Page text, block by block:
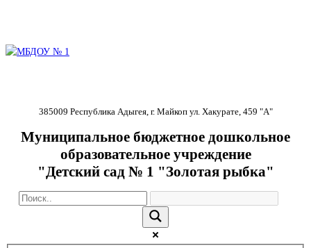
385009 Республика Адыгея, г. Майкоп ул. Хакурате, 459 "А"
Муниципальное бюджетное дошкольное
образовательное учреждение
"Детский сад № 1 "Золотая рыбка"